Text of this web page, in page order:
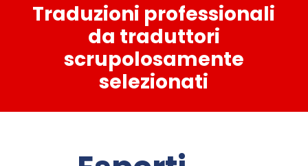
Traduzioni professionali
da traduttori
scrupolosamente
selezionati